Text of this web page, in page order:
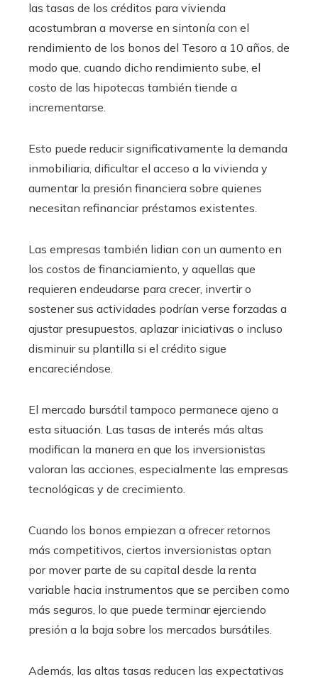
las tasas de los créditos para vivienda
acostumbran a moverse en sintonía con el
rendimiento de los bonos del Tesoro a 10 años, de
modo que, cuando dicho rendimiento sube, el
costo de las hipotecas también tiende a
incrementarse.
Esto puede reducir significativamente la demanda
inmobiliaria, dificultar el acceso a la vivienda y
aumentar la presión financiera sobre quienes
necesitan refinanciar préstamos existentes.
Las empresas también lidian con un aumento en
los costos de financiamiento, y aquellas que
requieren endeudarse para crecer, invertir o
sostener sus actividades podrían verse forzadas a
ajustar presupuestos, aplazar iniciativas o incluso
disminuir su plantilla si el crédito sigue
encareciéndose.
El mercado bursátil tampoco permanece ajeno a
esta situación. Las tasas de interés más altas
modifican la manera en que los inversionistas
valoran las acciones, especialmente las empresas
tecnológicas y de crecimiento.
Cuando los bonos empiezan a ofrecer retornos
más competitivos, ciertos inversionistas optan
por mover parte de su capital desde la renta
variable hacia instrumentos que se perciben como
más seguros, lo que puede terminar ejerciendo
presión a la baja sobre los mercados bursátiles.
Además, las altas tasas reducen las expectativas